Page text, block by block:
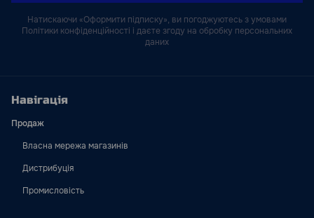
Натискаючи «Оформити підписку», ви погоджуютесь з умовами
Політики конфіденційності і даєте згоду на обробку персональних
даних
Навігація
Продаж
Власна мережа магазинів
Дистрибуція
Промисловість